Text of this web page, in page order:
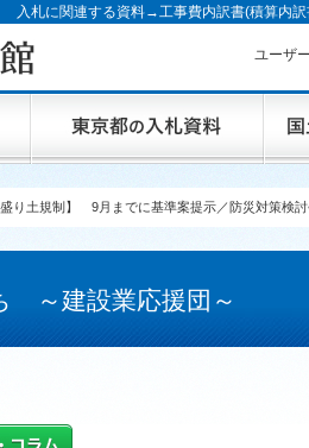
入札に関連する資料→工事費内訳書(積算内
ユーザ
盛り土規制】 9月までに基準案提示／防災対策検
～建設業応援団～